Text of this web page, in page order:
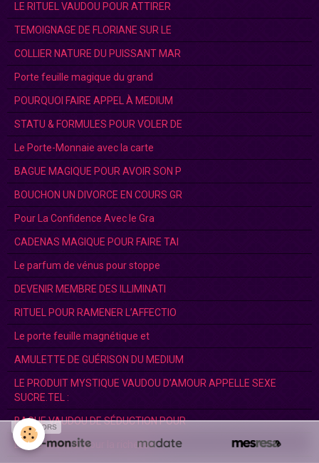
LE RITUEL VAUDOU POUR ATTIRER
TEMOIGNAGE DE FLORIANE SUR LE
COLLIER NATURE DU PUISSANT MAR
Porte feuille magique du grand
POURQUOI FAIRE APPEL À MEDIUM
STATU & FORMULES POUR VOLER DE
Le Porte-Monnaie avec la carte
BAGUE MAGIQUE POUR AVOIR SON P
BOUCHON UN DIVORCE EN COURS GR
Pour La Confidence Avec le Gra
CADENAS MAGIQUE POUR FAIRE TAI
Le parfum de vénus pour stoppe
DEVENIR MEMBRE DES ILLIMINATI
RITUEL POUR RAMENER L’AFFECTIO
Le porte feuille magnétique et
AMULETTE DE GUÉRISON DU MEDIUM
LE PRODUIT MYSTIQUE VAUDOU D’AMOUR APPELLE SEXE
SUCRE.TEL :
BAGUE VAUDOU DE SÉDUCTION POUR
Bague Mantra- pour la richesse
SPONSORS